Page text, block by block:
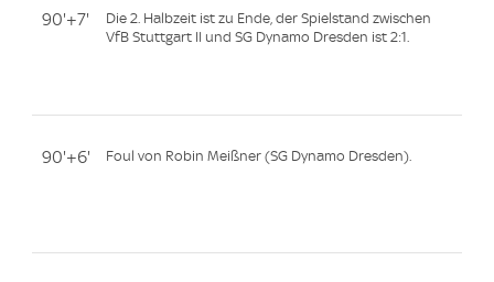
90'+7'
Die 2. Halbzeit ist zu Ende, der Spielstand zwischen
VfB Stuttgart II und SG Dynamo Dresden ist 2:1.
90'+6' Foul von Robin Meißner (SG Dynamo Dresden).